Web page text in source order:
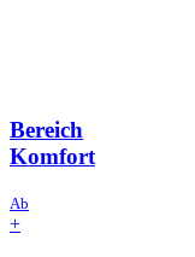
Bereich
Komfort
Ab
+